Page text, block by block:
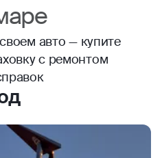
авто — купите
с ремонтом